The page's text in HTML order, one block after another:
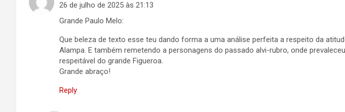
26 de julho de 2025 às 21:13
Grande Paulo Melo:
Que beleza de texto esse teu dando forma a uma análise perfeita a respeito da
Alampa. E também remetendo a personagens do passado alvi-rubro, onde
respeitável do grande Figueroa.
Grande abraço!
Reply